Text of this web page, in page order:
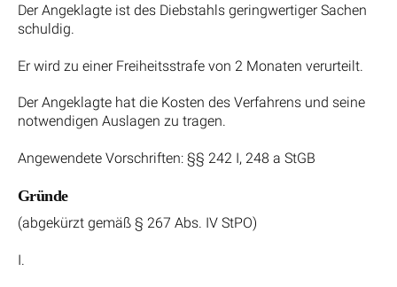
Der Angeklagte ist des Diebstahls geringwertiger Sachen
schuldig.
Er wird zu einer Freiheitsstrafe von 2 Monaten verurteilt.
Der Angeklagte hat die Kosten des Verfahrens und seine
notwendigen Auslagen zu tragen.
Angewendete Vorschriften: §§ 242 I, 248 a StGB
Gründe
(abgekürzt gemäß § 267 Abs. IV StPO)
I.